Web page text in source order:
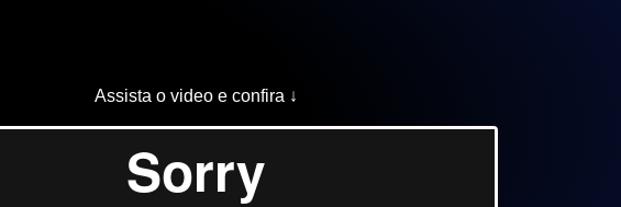
Assista o video e confira ↓